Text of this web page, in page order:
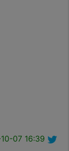
07 16:39